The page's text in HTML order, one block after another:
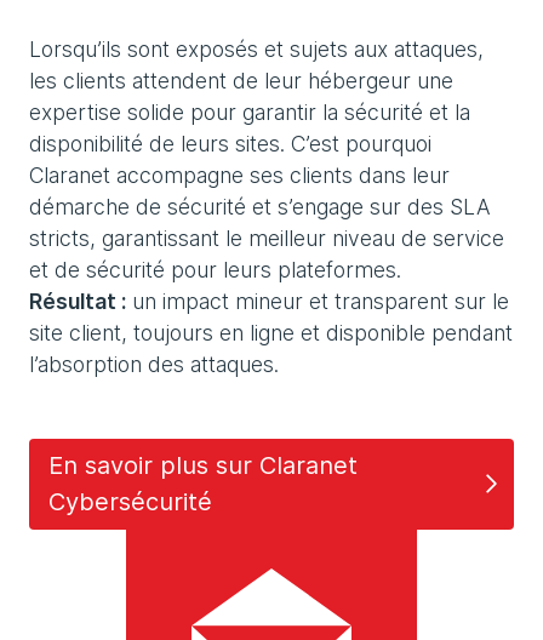
Lorsqu’ils sont exposés et sujets aux attaques,
les clients attendent de leur hébergeur une
expertise solide pour garantir la sécurité et la
disponibilité de leurs sites. C’est pourquoi
Claranet accompagne ses clients dans leur
démarche de sécurité et s’engage sur des SLA
stricts, garantissant le meilleur niveau de service
et de sécurité pour leurs plateformes.
Résultat : un impact mineur et transparent sur le
site client, toujours en ligne et disponible pendant
l’absorption des attaques.
En savoir plus sur Claranet
Cybersécurité